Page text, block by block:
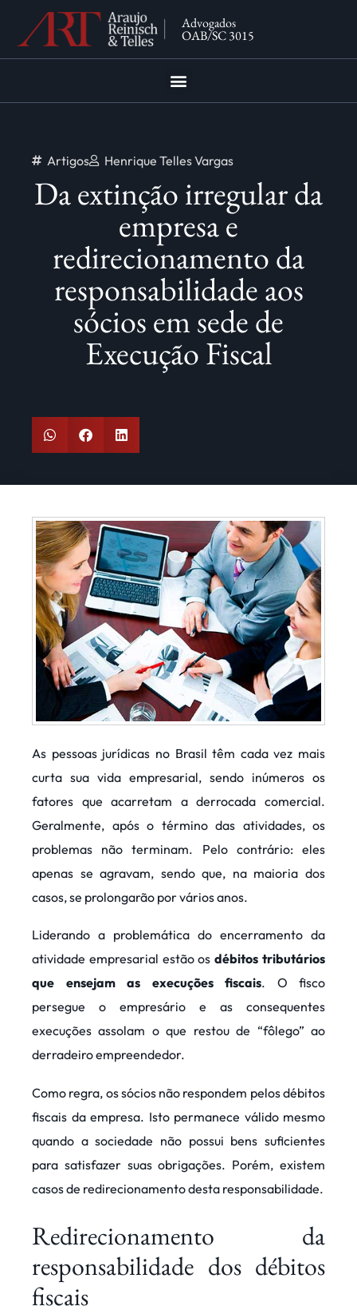
Advogados
OAB/SC 3015
Artigos Henrique Telles Vargas
Da extinção irregular da
empresa e
redirecionamento da
responsabilidade aos
sócios em sede de
Execução Fiscal
As pessoas jurídicas no Brasil têm cada vez mais
curta sua vida empresarial, sendo inúmeros os
fatores que acarretam a derrocada comercial.
Geralmente, após o término das atividades, os
problemas não terminam. Pelo contrário: eles
apenas se agravam, sendo que, na maioria dos
casos, se prolongarão por vários anos.
Liderando a problemática do encerramento da
atividade empresarial estão osdébitos tributários
que ensejam as execuções fiscais. O fisco
persegue o empresário e as consequentes
execuções assolam o que restou de “fôlego” ao
derradeiro empreendedor.
Como regra, os sócios não respondem pelos débitos
fiscais da empresa. Isto permanece válido mesmo
quando a sociedade não possui bens suficientes
para satisfazer suas obrigações. Porém, existem
casos de redirecionamento desta responsabilidade.
Redirecionamento da
responsabilidade dos débitos
fiscais